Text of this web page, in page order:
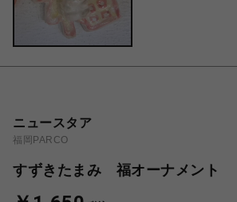
ニュースタア
福岡PARCO
すずきたまみ 福オーナメント